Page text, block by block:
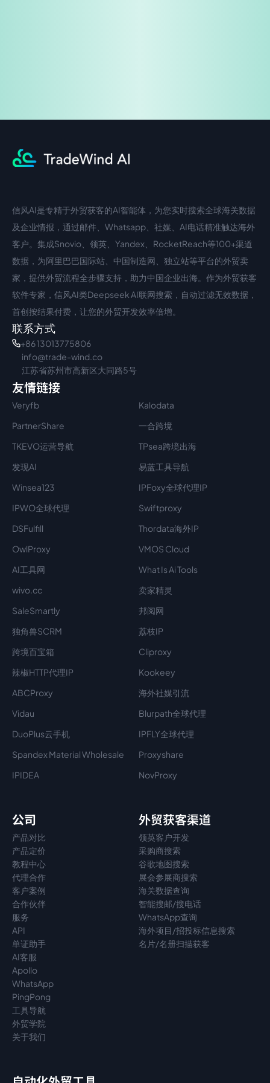
中文入口
信风AI是专精于外贸获客的AI智能体，为您实时搜索全球海关数据
及企业情报，通过邮件、Whatsapp、社媒、AI电话精准触达海外
客户。集成Snovio、领英、Yandex、RocketReach等100+渠道
数据，为阿里巴巴国际站、中国制造网、独立站等平台的外贸卖
家，提供外贸流程全步骤支持，助力中国企业出海。作为外贸获客
软件专家，信风AI类Deepseek AI联网搜索，自动过滤无效数据，
首创按结果付费，让您的外贸开发效率倍增。
联系方式
+86 13013775806
info@trade-wind.co
江苏省苏州市高新区大同路5号
友情链接
Veryfb
Kalodata
PartnerShare
一合跨境
TKEVO运营导航
TPsea跨境出海
发现AI
易蓝工具导航
Winsea123
IPFoxy全球代理IP
IPWO全球代理
Swiftproxy
DSFulfill
Thordata海外IP
OwlProxy
VMOS Cloud
AI工具网
What Is Ai Tools
wivo.cc
卖家精灵
SaleSmartly
邦阅网
独角兽SCRM
荔枝IP
跨境百宝箱
Cliproxy
辣椒HTTP代理IP
Kookeey
ABCProxy
海外社媒引流
Vidau
Blurpath全球代理
DuoPlus云手机
IPFLY全球代理
Spandex Material Wholesale​
Proxyshare
IPIDEA
NovProxy
公司
产品对比
产品定价
教程中心
代理合作
客户案例
合作伙伴
服务
API
单证助手
AI客服
Apollo
WhatsApp
PingPong
工具导航
外贸学院
关于我们
外贸获客渠道
领英客户开发
采购商搜索
谷歌地图搜索
展会参展商搜索
海关数据查询
智能搜邮/搜电话
WhatsApp查询
海外项目/招投标信息搜索
名片/名册扫描获客